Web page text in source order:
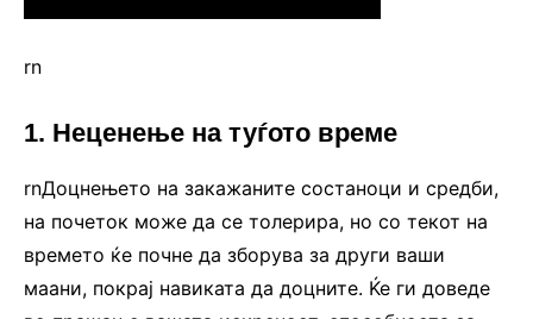
rn
1. Неценење на туѓото време
rnДоцнењето на закажаните состаноци и средби,
на почеток може да се толерира, но со текот на
времето ќе почне да зборува за други ваши
маани, покрај навиката да доцните. Ќе ги доведе